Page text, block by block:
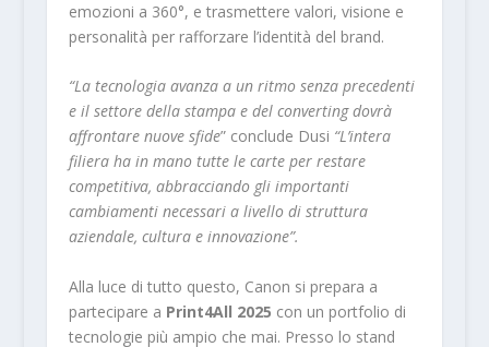
emozioni a 360°, e trasmettere valori, visione e
personalità per rafforzare l’identità del brand.
“La tecnologia avanza a un ritmo senza precedenti
e il settore della stampa e del converting dovrà
affrontare nuove sfide” conclude Dusi “L’intera
filiera ha in mano tutte le carte per restare
competitiva, abbracciando gli importanti
cambiamenti necessari a livello di struttura
aziendale, cultura e innovazione”.
Alla luce di tutto questo, Canon si prepara a
partecipare a Print4All 2025 con un portfolio di
tecnologie più ampio che mai. Presso lo stand